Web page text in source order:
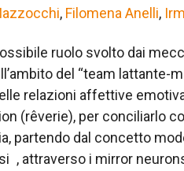
, Filomena Anelli,
ruolo svolto dai
del “team lattante-
relazioni affettive
(rêverie), per conciliarlo
partendo dal concetto
, attraverso i mirror